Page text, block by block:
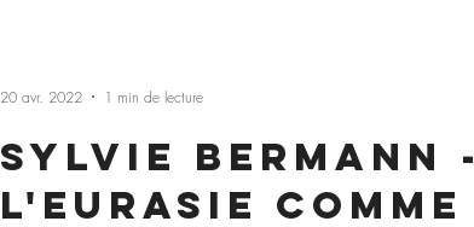
Sylvie Bermann -
l'Eurasie comme
20 avr. 2022 1 min de lecture